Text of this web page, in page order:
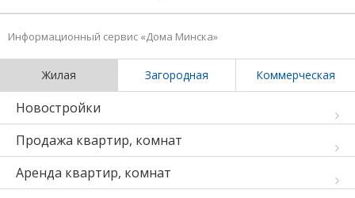
Информационный сервис «Дома Минска»
Жилая Загородная Коммерческая
Новостройки
Продажа квартир, комнат
Аренда квартир, комнат